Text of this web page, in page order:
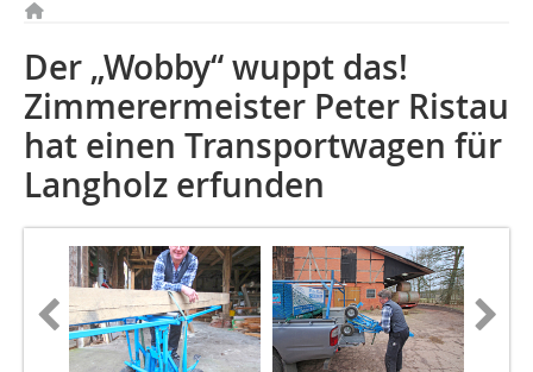
Der „Wobby“ wuppt das!
Zimmerermeister Peter Ristau
hat einen Transportwagen für
Langholz erfunden